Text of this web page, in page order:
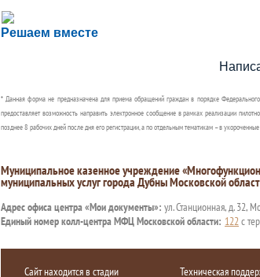
Решаем вместе
Сложности с получением социальной
Сообщите об этом
* Данная форма не предназначена для приема обращений граждан в порядке
предоставляет возможность направить электронное сообщение в рамках реализации
позднее 8 рабочих дней после дня его регистрации, а по отдельным тематикам – в
Муниципальное казенное учреждение
муниципальных услуг города Дубны Московской
Адрес офиса центра «Мои документы»: ул. Станционная, д. 32,
Единый номер колл-центра МФЦ Московской области: 122с
Сайт находится в стадии Техническая